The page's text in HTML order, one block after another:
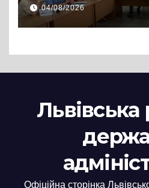
нові заяви
04/08/2026
Офіційна сторінка